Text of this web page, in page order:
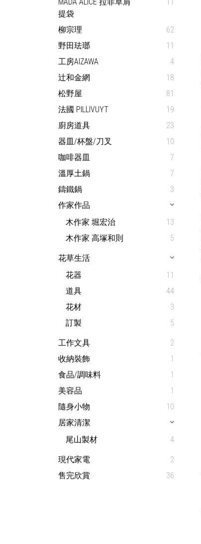
提袋
柳宗理
62
野田珐瑯
11
工房AIZAWA
4
辻和金網
18
松野屋
81
法國 PILLIVUYT
19
廚房道具
23
器皿/杯盤/刀叉
10
咖啡器皿
7
溫厚土鍋
7
鑄鐵鍋
3
作家作品
木作家 堀宏治
13
木作家 高塚和則
5
花草生活
花器
11
道具
44
花材
3
訂製
5
工作文具
2
收納裝飾
1
食品/調味料
1
美容品
1
隨身小物
10
居家清潔
尾山製材
4
現代家電
2
售完欣賞
36